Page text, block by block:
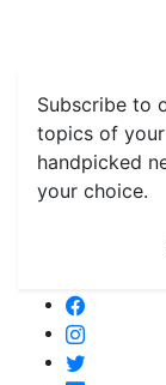
Subscribe to
topics of
handpicked
your choice.